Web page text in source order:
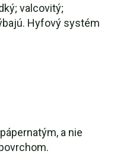
valcovitý;
Hyfový systém
a nie